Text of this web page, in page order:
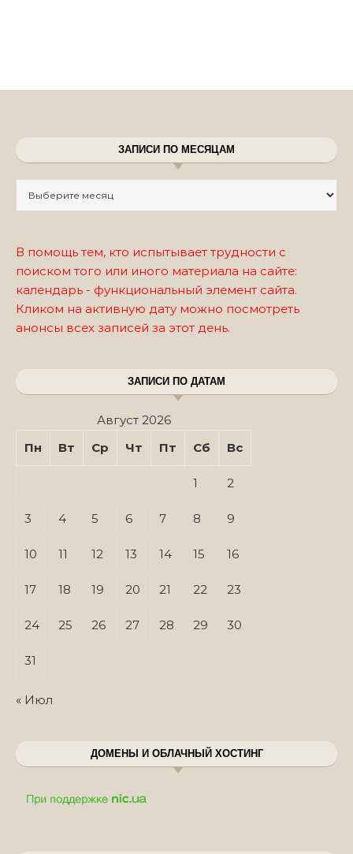
ЗАПИСИ ПО МЕСЯЦАМ
В помощь тем, кто испытывает трудности с
поиском того или иного материала на сайте:
календарь - функциональный элемент сайта.
Кликом на активную дату можно посмотреть
анонсы всех записей за этот день.
ЗАПИСИ ПО ДАТАМ
Август 2026
Пн
Вт Ср Чт Пт Сб Вс
1 2
3 4 5 6 7 8 9
10 11 12 13 14 15 16
17 18 19 20 21 22 23
24 25 26 27 28 29 30
31
« Июл
ДОМЕНЫ И ОБЛАЧНЫЙ ХОСТИНГ